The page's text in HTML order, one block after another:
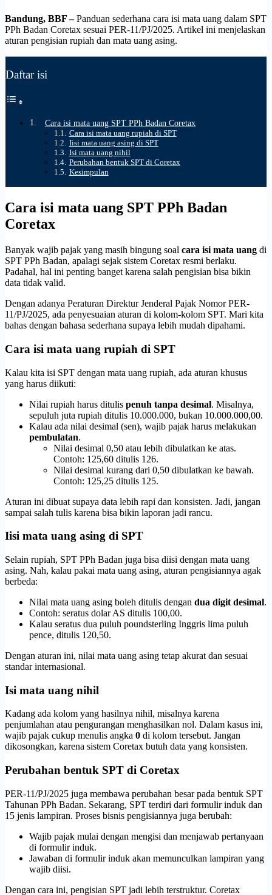
Bandung, BBF –Panduan sederhana cara isi mata uang dalam SPT
PPh Badan Coretax sesuai PER-11/PJ/2025. Artikel ini menjelaskan
aturan pengisian rupiah dan mata uang asing.
Daftar isi
Cara isi mata uang SPT PPh Badan Coretax
Cara isi mata uang rupiah di SPT
Iisi mata uang asing di SPT
Isi mata uang nihil
Perubahan bentuk SPT di Coretax
Kesimpulan
Cara isi mata uang SPT PPh Badan
Coretax
Banyak wajib pajak yang masih bingung soal cara isi mata uang di
SPT PPh Badan, apalagi sejak sistem Coretax resmi berlaku.
Padahal, hal ini penting banget karena salah pengisian bisa bikin
data tidak valid.
Dengan adanya Peraturan Direktur Jenderal Pajak Nomor PER-
11/PJ/2025, ada penyesuaian aturan di kolom-kolom SPT. Mari kita
bahas dengan bahasa sederhana supaya lebih mudah dipahami.
Cara isi mata uang rupiah di SPT
Kalau kita isi SPT dengan mata uang rupiah, ada aturan khusus
yang harus diikuti:
Nilai rupiah harus ditulis penuh tanpa desimal. Misalnya,
sepuluh juta rupiah ditulis 10.000.000, bukan 10.000.000,00.
Kalau ada nilai desimal (sen), wajib pajak harus melakukan
pembulatan.
Nilai desimal 0,50 atau lebih dibulatkan ke atas.
Contoh: 125,60 ditulis 126.
Nilai desimal kurang dari 0,50 dibulatkan ke bawah.
Contoh: 125,25 ditulis 125.
Aturan ini dibuat supaya data lebih rapi dan konsisten. Jadi, jangan
sampai salah tulis karena bisa bikin laporan jadi rancu.
Iisi mata uang asing di SPT
Selain rupiah, SPT PPh Badan juga bisa diisi dengan mata uang
asing. Nah, kalau pakai mata uang asing, aturan pengisiannya agak
berbeda:
Nilai mata uang asing boleh ditulis dengan dua digit desimal.
Contoh: seratus dolar AS ditulis 100,00.
Kalau seratus dua puluh poundsterling Inggris lima puluh
pence, ditulis 120,50.
Dengan aturan ini, nilai mata uang asing tetap akurat dan sesuai
standar internasional.
Isi mata uang nihil
Kadang ada kolom yang hasilnya nihil, misalnya karena
penjumlahan atau pengurangan menghasilkan nol. Dalam kasus ini,
wajib pajak cukup menulis angka 0 di kolom tersebut. Jangan
dikosongkan, karena sistem Coretax butuh data yang konsisten.
Perubahan bentuk SPT di Coretax
PER-11/PJ/2025 juga membawa perubahan besar pada bentuk SPT
Tahunan PPh Badan. Sekarang, SPT terdiri dari formulir induk dan
15 jenis lampiran. Proses bisnis pengisiannya juga berubah:
Wajib pajak mulai dengan mengisi dan menjawab pertanyaan
di formulir induk.
Jawaban di formulir induk akan memunculkan lampiran yang
wajib diisi.
Dengan cara ini, pengisian SPT jadi lebih terstruktur. Coretax